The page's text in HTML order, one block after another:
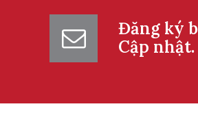
Đăng ký
Cập nhật.